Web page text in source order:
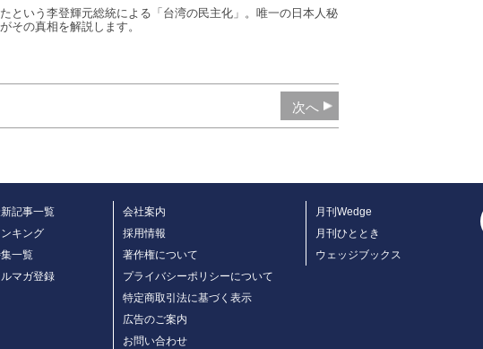
という李登輝元総統による「台湾の民主化」。唯一の日本人秘
その真相を解説します。
次へ
記事一覧
キング
一覧
ルマガ登録
会社案内
採用情報
著作権について
プライバシーポリシーについて
特定商取引法に基づく表示
広告のご案内
お問い合わせ
月刊Wedge
月刊ひととき
ウェッジブックス